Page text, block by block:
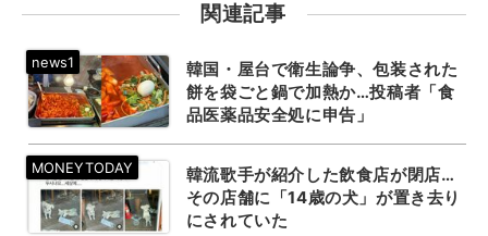
関連記事
韓国・屋台で衛生論争、包装された
餅を袋ごと鍋で加熱か…投稿者「食
品医薬品安全処に申告」
韓流歌手が紹介した飲食店が閉店…
その店舗に「14歳の犬」が置き去り
にされていた